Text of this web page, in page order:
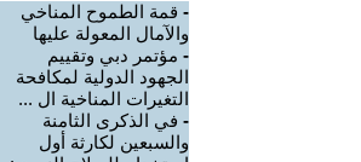
- قمة الطموح المناخي
والآمال المعولة عليها
- مؤتمر دبي وتقييم
الجهود الدولية لمكافحة
التغيرات المناخية ال ...
- في الذكرى الثامنة
والسبعين لكارثة أول